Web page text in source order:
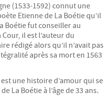
(1533-1592) connut une
Etienne de La Boétie qu’il
Boétie fut conseiller au
il est l’auteur du
rédigé alors qu’il n’avait pas
après sa mort en 1563
une histoire d’amour qui se
La Boétie à l’âge de 33 ans.